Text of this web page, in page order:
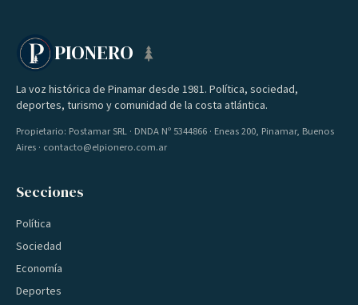
PIONERO
La voz histórica de Pinamar desde 1981. Política, sociedad,
deportes, turismo y comunidad de la costa atlántica.
Propietario: Postamar SRL · DNDA Nº 5344866 · Eneas 200, Pinamar, Buenos
Aires · contacto@elpionero.com.ar
Secciones
Política
Sociedad
Economía
Deportes